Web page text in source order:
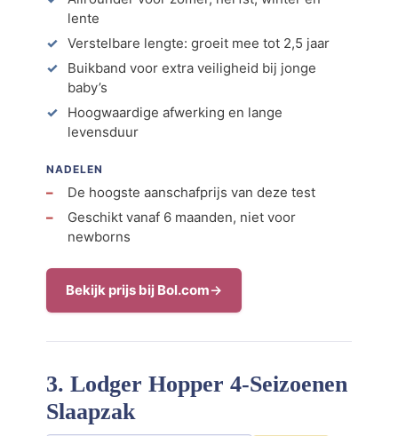
lente
Verstelbare lengte: groeit mee tot 2,5 jaar
Buikband voor extra veiligheid bij jonge
baby’s
Hoogwaardige afwerking en lange
levensduur
NADELEN
De hoogste aanschafprijs van deze test
Geschikt vanaf 6 maanden, niet voor
newborns
Bekijk prijs bij Bol.com
3. Lodger Hopper 4-Seizoenen
Slaapzak